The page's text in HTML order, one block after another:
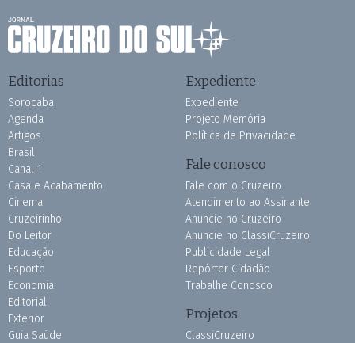
Editorias
Sorocaba
Agenda
Artigos
Brasil
Canal 1
Casa e Acabamento
Cinema
Cruzeirinho
Do Leitor
Educação
Esporte
Economia
Editorial
Exterior
Guia Saúde
Expediente
Expediente
Projeto Memória
Política de Privacidade
Fale conosco
Fale com o Cruzeiro
Atendimento ao Assinante
Anuncie no Cruzeiro
Anuncie no ClassiCruzeiro
Publicidade Legal
Repórter Cidadão
Trabalhe Conosco
Projetos
ClassiCruzeiro